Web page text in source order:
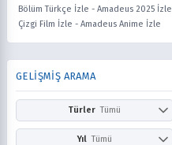
Bölüm Türkçe İzle - Amadeus 2025 İzle
Çizgi Film İzle - Amadeus Anime İzle
GELİŞMİŞ ARAMA
Türler Tümü
Yıl Tümü